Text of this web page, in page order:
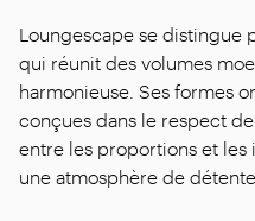
Loungescape se distingue
qui réunit des volumes
harmonieuse. Ses formes
conçues dans le respect
entre les proportions et les
une atmosphère de